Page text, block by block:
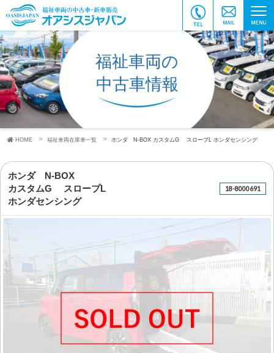
福祉車両の
中古車情報
HOME 福祉車両在庫車一覧 ホンダ N-BOX カスタムG スロープL ホンダセンシング
ホンダ N-BOX
カスタムG スロープL
ホンダセンシング
18-8000691